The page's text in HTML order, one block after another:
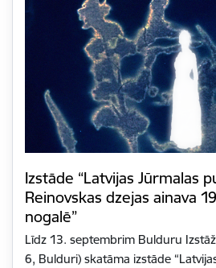
Izstāde “Latvijas Jūrmalas
Reinovskas dzejas ainava
nogalē”
Līdz 13. septembrim Bulduru
6, Bulduri) skatāma izstāde